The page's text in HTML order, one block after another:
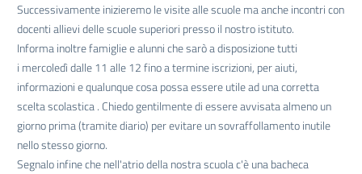
Successivamente inizieremo le visite alle scuole ma anche incontri con
docenti allievi delle scuole superiori presso il nostro istituto.
Informa inoltre famiglie e alunni che sarò a disposizione tutti
i mercoledì dalle 11 alle 12 fino a termine iscrizioni, per aiuti,
informazioni e qualunque cosa possa essere utile ad una corretta
scelta scolastica . Chiedo gentilmente di essere avvisata almeno un
giorno prima (tramite diario) per evitare un sovraffollamento inutile
nello stesso giorno.
Segnalo infine che nell'atrio della nostra scuola c'è una bacheca